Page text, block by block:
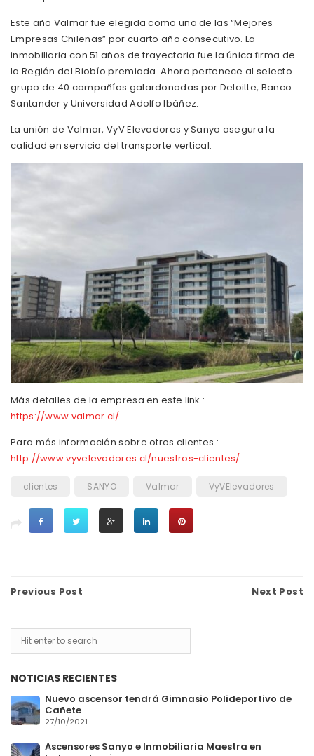
Este año Valmar fue elegida como una de las “Mejores
Empresas Chilenas” por cuarto año consecutivo. La
inmobiliaria con 51 años de trayectoria fue la única firma de
la Región del Biobío premiada. Ahora pertenece al selecto
grupo de 40 compañías galardonadas por Deloitte, Banco
Santander y Universidad Adolfo Ibáñez.
La unión de Valmar, VyV Elevadores y Sanyo asegura la
calidad en servicio del transporte vertical.
Más detalles de la empresa en este link :
https://www.valmar.cl/
Para más información sobre otros clientes :
http://www.vyvelevadores.cl/nuestros-clientes/
clientes SANYO Valmar VyVElevadores
Next Post
Previous Post
NOTICIAS RECIENTES
Nuevo ascensor tendrá Gimnasio Polideportivo de
Cañete
27/10/2021
Ascensores Sanyo e Inmobiliaria Maestra en